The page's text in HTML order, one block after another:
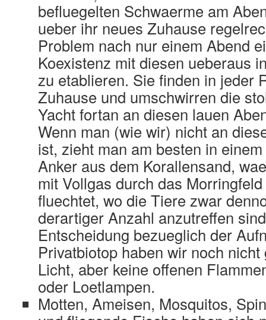
befluegelten Schwaerme am
ueber ihr neues Zuhause
Problem nach nur einem Abend
Koexistenz mit diesen ueberaus
zu etablieren. Sie finden in jeder
Zuhause und umschwirren die
Yacht fortan an diesen lauen
Wenn man (wie wir) nicht an
ist, zieht man am besten in
Anker aus dem Korallensand,
mit Vollgas durch das
fluechtet, wo die Tiere zwar
derartiger Anzahl anzutreffen
Entscheidung bezueglich der
Privatbiotop haben wir noch
Licht, aber keine offenen
oder Loetlampen.
Motten, Ameisen, Mosquitos,